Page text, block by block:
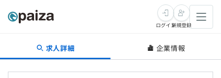
転職・キャリア
ログイン新規登録
求人詳細 企業情報